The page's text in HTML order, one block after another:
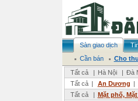
Sàn giao dịch
Cần bán
Cho
Tất cả
| Hà Nội | Đà
Tất cả | An Dương |
Tất cả
| Mặt phố,